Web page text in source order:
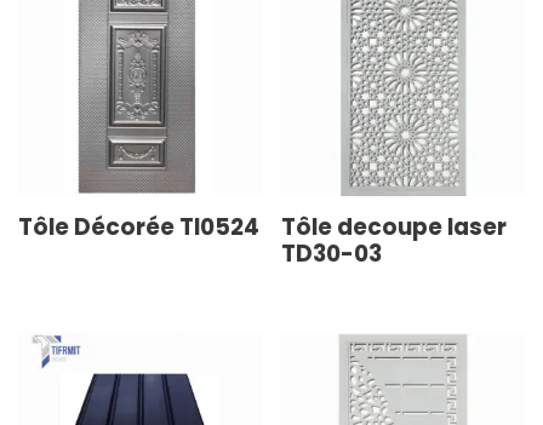
Tôle Décorée TI0524
Tôle decoupe laser
TD30-03